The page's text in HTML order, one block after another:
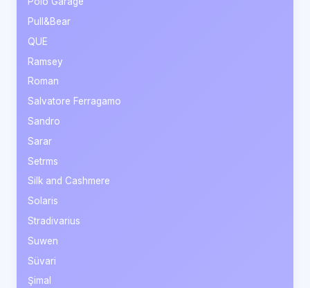
Pull&Bear
QUE
Ramsey
Roman
Salvatore Ferragamo
Sandro
Sarar
Setrms
Silk and Cashmere
Solaris
Stradivarius
Suwen
Süvari
Şimal